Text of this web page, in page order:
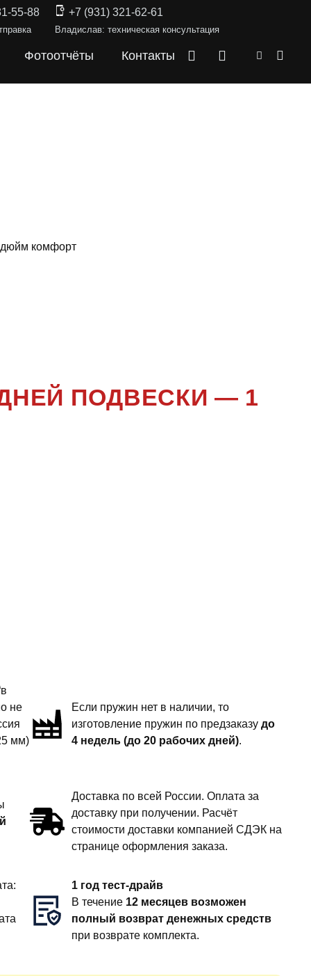
55-88 +7 (931) 321-62-61
Владислав: техническая консультация
Фотоотчёты Контакты
комфорт
ПОДВЕСКИ — 1
не
мм)
Если пружин нет в наличии, то
изготовление пружин по предзаказудо
4 недель (до 20 рабочих дней).
Доставка по всей России. Оплата за
доставку при получении. Расчёт
стоимости доставки компанией СДЭК на
странице оформления заказа.
1 год тест-драйв
В течение 12 месяцев возможен
полный возврат денежных средств
при возврате комплекта.